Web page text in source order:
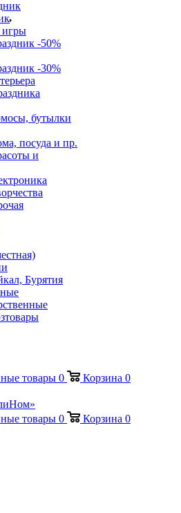
игры
-50%
-30%
бутылки
посуда и пр.
и
Бурятия
товары 0 Корзина 0
товары 0 Корзина 0